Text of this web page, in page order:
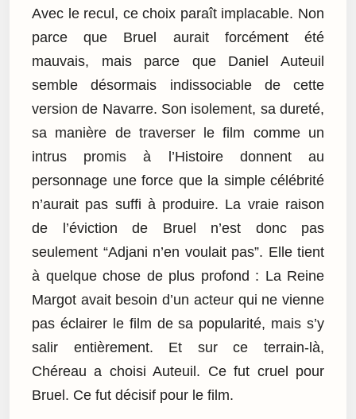
Avec le recul, ce choix paraît implacable. Non
parce que Bruel aurait forcément été
mauvais, mais parce que Daniel Auteuil
semble désormais indissociable de cette
version de Navarre. Son isolement, sa dureté,
sa manière de traverser le film comme un
intrus promis à l’Histoire donnent au
personnage une force que la simple célébrité
n’aurait pas suffi à produire. La vraie raison
de l’éviction de Bruel n’est donc pas
seulement “Adjani n’en voulait pas”. Elle tient
à quelque chose de plus profond : La Reine
Margot avait besoin d’un acteur qui ne vienne
pas éclairer le film de sa popularité, mais s’y
salir entièrement. Et sur ce terrain-là,
Chéreau a choisi Auteuil. Ce fut cruel pour
Bruel. Ce fut décisif pour le film.